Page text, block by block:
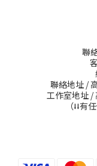
聯
聯絡地址 /
工作室地址 /
（⭣⭣有